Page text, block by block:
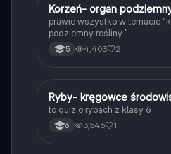
KBiologia
Korzeń- organ
prawie wszystko w temacie
podziemny rośliny "
5 4,403 2
RBiologia
Ryby- kręgowce
to quiz o rybach z klasy 6
6 3,546 1